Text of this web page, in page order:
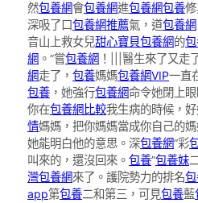
然包養網會包養網進包養網包養
深吸了口包養網推薦氣，道包養網
音山上救女兒甜心寶貝包養網的
網 。”嘗包養網 ！|||醫生來了又走
網走了， 包養媽媽包養網VIP一直
包養 ，她強行包養網命令她閉上
你在包養網比較我生病的時候，好
情媽媽，把你媽媽當成你自己的
她能明白他的意思。深包養網“彩
叫來的，還沒回來。 包養”包養妹
灣包養網來了。護院勢力的排名
app第包養二和第三，可見包養藍